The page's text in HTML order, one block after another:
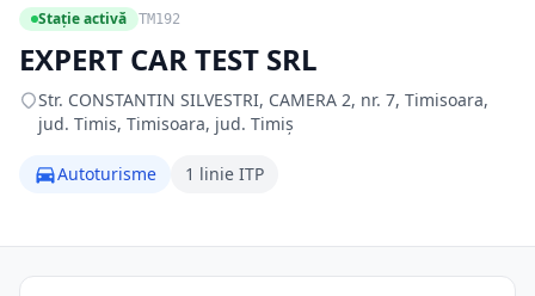
Stație activă TM192
EXPERT CAR TEST SRL
Str. CONSTANTIN SILVESTRI, CAMERA 2, nr. 7, Timisoara,
jud. Timis, Timisoara, jud. Timiș
Autoturisme 1 linie ITP